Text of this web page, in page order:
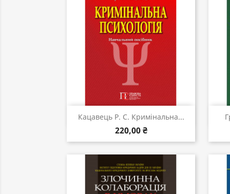
Кацавець Р. С. Кримінальна...
220,00 ₴
Швидкий перегляд